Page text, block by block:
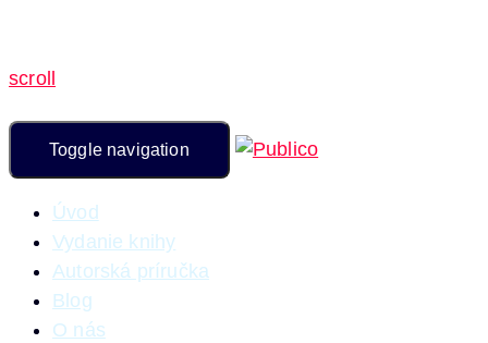
scroll
Toggle navigation
Úvod
Vydanie knihy
Autorská príručka
Blog
O nás